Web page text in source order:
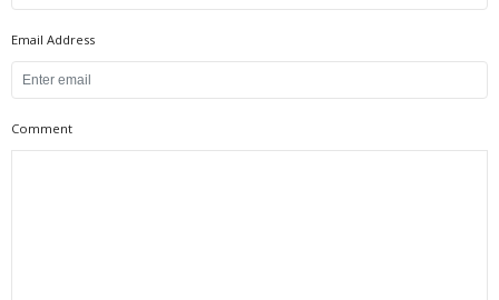
Email Address
Comment